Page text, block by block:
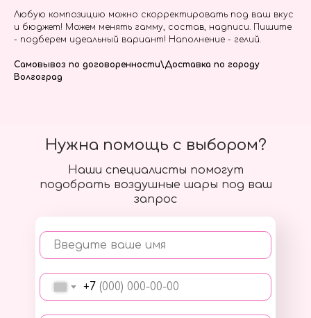
Любую композицию можно скорректировать под ваш вкус
и бюджет! Можем менять гамму, состав, надписи. Пишите
- подберем идеальный вариант! Наполнение - гелий.
Самовывоз по договоренности\Доставка по городу
Волгоград
Наши специалисты помогут
подобрать воздушные шары под ваш
запрос
Введите ваше имя
+7
Нужна помощь с выбором?